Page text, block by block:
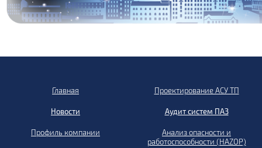
Главная
Новости
Профиль компании
Проектирование АСУ ТП
Аудит систем ПАЗ
Анализ опасности и
работоспособности (HAZOP)